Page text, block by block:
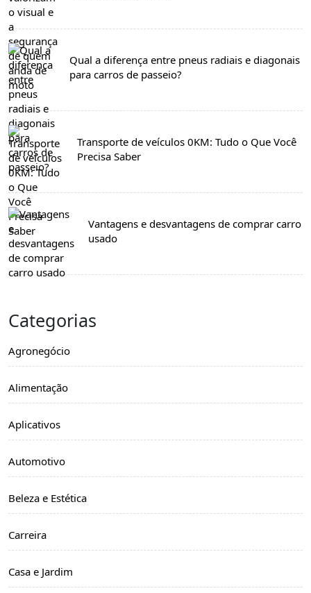
Qual a diferença entre pneus radiais e diagonais
para carros de passeio?
Transporte de veículos 0KM: Tudo o Que Você
Precisa Saber
Vantagens e desvantagens de comprar carro
usado
Categorias
Agronegócio
Alimentação
Aplicativos
Automotivo
Beleza e Estética
Carreira
Casa e Jardim